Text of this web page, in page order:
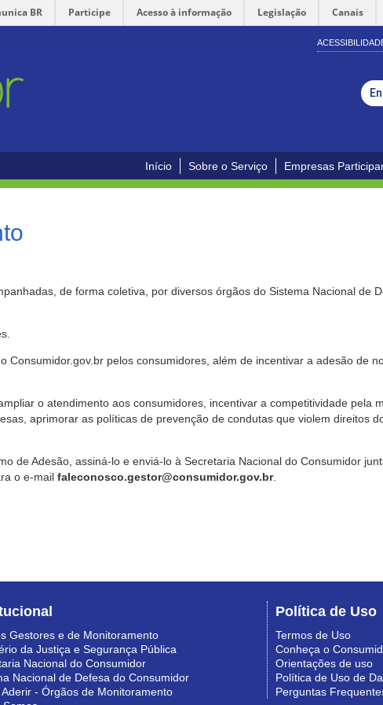
BR Participe Acesso à informação Legislação Canais
Início Sobre o Serviço Empresas
de forma coletiva, por diversos órgãos do Sistema Nacional de
pelos consumidores, além de incentivar a adesão de
o atendimento aos consumidores, incentivar a competitividade pela
aprimorar as políticas de prevenção de condutas que violem direitos
de Adesão, assiná-lo e enviá-lo à Secretaria Nacional do Consumidor
o e-mail faleconosco.gestor@consumidor.gov.br.
Gestores e de Monitoramento
da Justiça e Segurança Pública
Nacional do Consumidor
Nacional de Defesa do Consumidor
- Órgãos de Monitoramento
Política de Uso
Termos de Uso
Conheça o
Orientações de uso
Política de Uso de
Perguntas